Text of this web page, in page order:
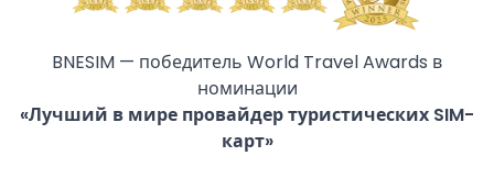
BNESIM — победитель World Travel Awards в
номинации
«Лучший в мире провайдер туристических SIM-
карт»